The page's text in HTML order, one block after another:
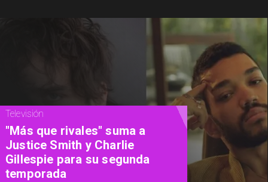
Televisión
"Más que rivales" suma a
Justice Smith y Charlie
Gillespie para su segunda
temporada